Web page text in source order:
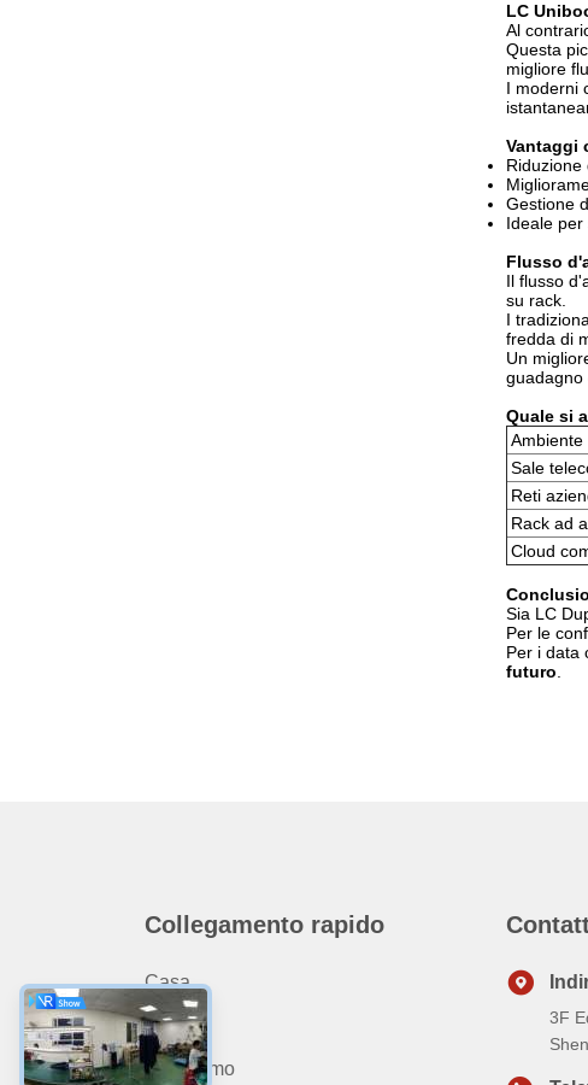
LC
Al
Questa
migliore
I moderni
Vantaggi
Riduzione
Gestione
Ideale
Flusso
Il flusso
su rack.
I
fredda di
Un
guadagno
Quale si
Ambiente
Sale
Reti
Rack ad
Cloud
Sia LC
Per le
Per i data
futuro
Collegamento rapido
Casa
Prodotti
Chi Siamo
3F